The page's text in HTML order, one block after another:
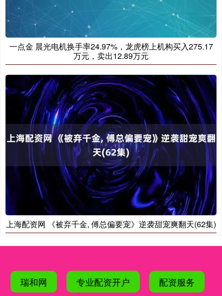
一点金 晨光电机换手率24.97%，龙虎榜上机构买入275.17
万元，卖出12.89万元
上海配资网 《被弃千金, 傅总偏要宠》逆袭甜宠爽翻天(62集)
瑞和网 专业配资开户 配资服务